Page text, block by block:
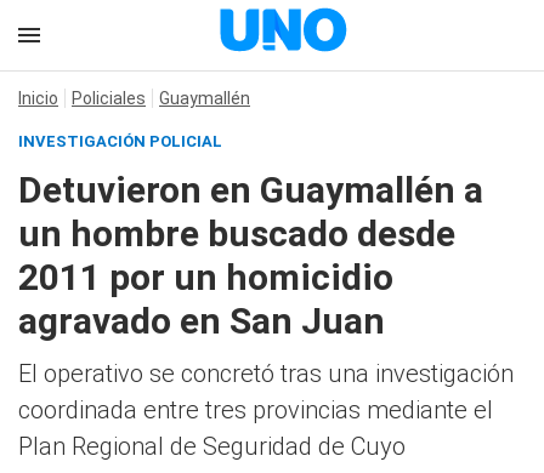
Inicio Policiales Guaymallén
INVESTIGACIÓN POLICIAL
Detuvieron en Guaymallén a
un hombre buscado desde
2011 por un homicidio
agravado en San Juan
El operativo se concretó tras una investigación
coordinada entre tres provincias mediante el
Plan Regional de Seguridad de Cuyo